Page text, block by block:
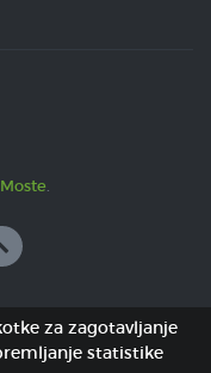
.
za zagotavljanje
statistike